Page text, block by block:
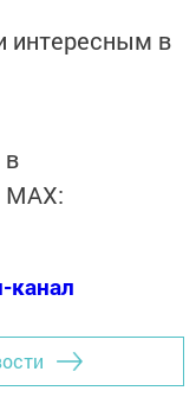
интересным в
в
MАХ:
канал